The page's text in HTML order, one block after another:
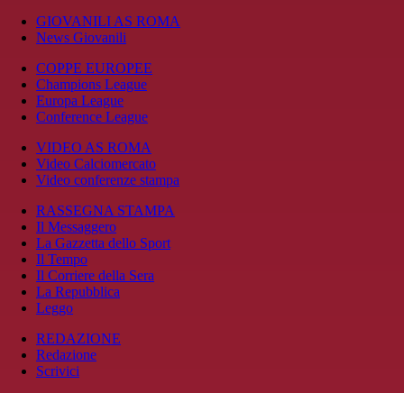
GIOVANILI AS ROMA
News Giovanili
COPPE EUROPEE
Champions League
Europa League
Conference League
VIDEO AS ROMA
Video Calciomercato
Video conferenze stampa
RASSEGNA STAMPA
Il Messaggero
La Gazzetta dello Sport
Il Tempo
Il Corriere della Sera
La Repubblica
Leggo
REDAZIONE
Redazione
Scrivici